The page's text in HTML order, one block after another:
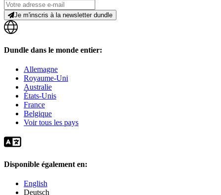
Je m'inscris à la newsletter dundle
Dundle dans le monde entier:
Allemagne
Royaume-Uni
Australie
États-Unis
France
Belgique
Voir tous les pays
Disponible également en:
English
Deutsch